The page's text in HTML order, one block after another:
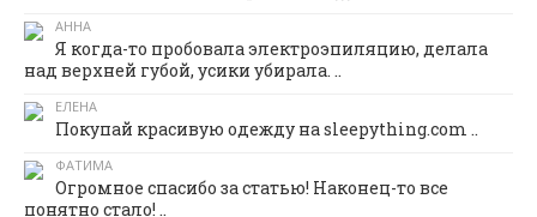
АННА
Я когда-то пробовала электроэпиляцию, делала
над верхней губой, усики убирала. ..
ЕЛЕНА
Покупай красивую одежду на sleepything.com ..
ФАТИМА
Огромное спасибо за статью! Наконец-то все
понятно стало! ..